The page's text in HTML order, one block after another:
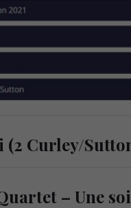
(2 Curley/
– Une